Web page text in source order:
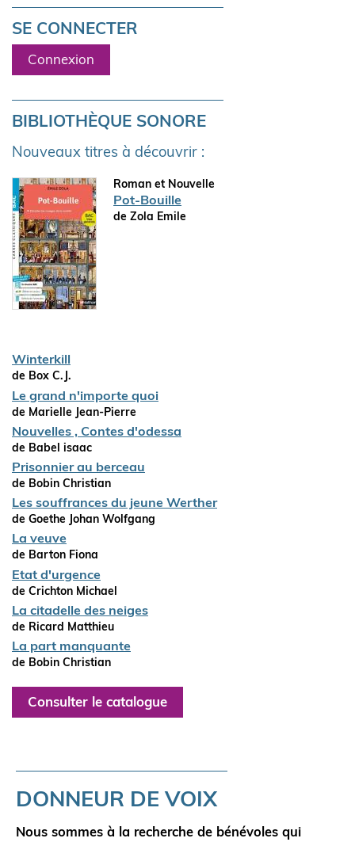
SE CONNECTER
Connexion
BIBLIOTHÈQUE SONORE
Nouveaux titres à découvrir :
Roman et Nouvelle
Pot-Bouille
de Zola Emile
Winterkill
de Box C.J.
Le grand n'importe quoi
de Marielle Jean-Pierre
Nouvelles , Contes d'odessa
de Babel isaac
Prisonnier au berceau
de Bobin Christian
Les souffrances du jeune Werther
de Goethe Johan Wolfgang
La veuve
de Barton Fiona
Etat d'urgence
de Crichton Michael
La citadelle des neiges
de Ricard Matthieu
La part manquante
de Bobin Christian
Consulter le catalogue
DONNEUR DE VOIX
Nous sommes à la recherche de bénévoles qui